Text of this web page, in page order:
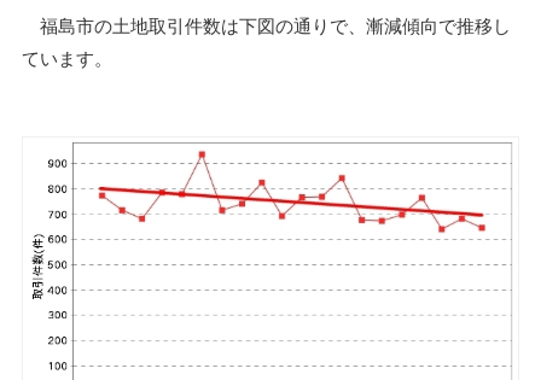
福島市の土地取引件数は下図の通りで、漸減傾向で推移し
ています。